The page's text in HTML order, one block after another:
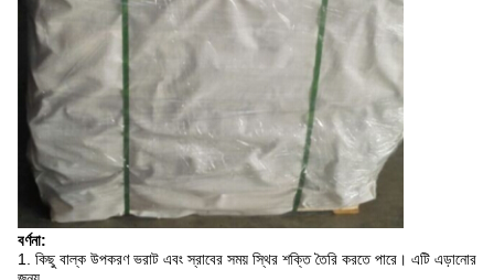
বর্ণনা:
1. কিছু বাল্ক উপকরণ ভরাট এবং স্রাবের সময় স্থির শক্তি তৈরি করতে পারে। এটি এড়ানোর